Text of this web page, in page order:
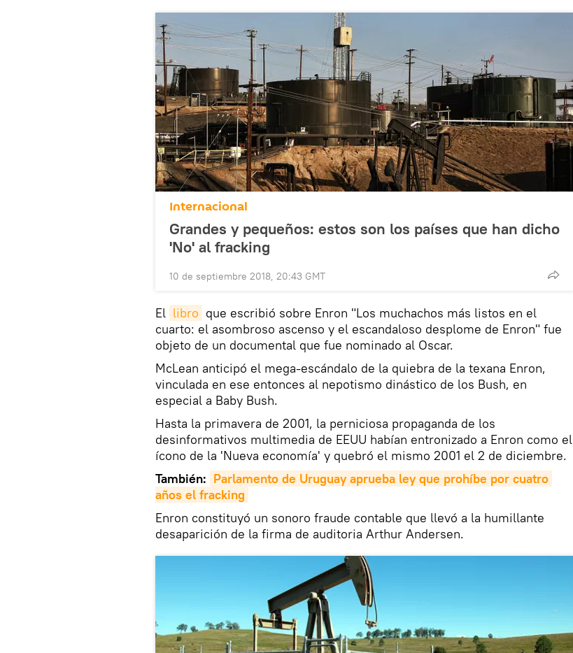
Internacional
Grandes y pequeños: estos son los países que han dicho
'No' al fracking
10 de septiembre 2018, 20:43 GMT
El libro que escribió sobre Enron "Los muchachos más listos en el
cuarto: el asombroso ascenso y el escandaloso desplome de Enron" fue
objeto de un documental que fue nominado al Oscar.
McLean anticipó el mega-escándalo de la quiebra de la texana Enron,
vinculada en ese entonces al nepotismo dinástico de los Bush, en
especial a Baby Bush.
Hasta la primavera de 2001, la perniciosa propaganda de los
desinformativos multimedia de EEUU habían entronizado a Enron como el
ícono de la 'Nueva economía' y quebró el mismo 2001 el 2 de diciembre.
También: Parlamento de Uruguay aprueba ley que prohíbe por cuatro
años el fracking
Enron constituyó un sonoro fraude contable que llevó a la humillante
desaparición de la firma de auditoria Arthur Andersen.